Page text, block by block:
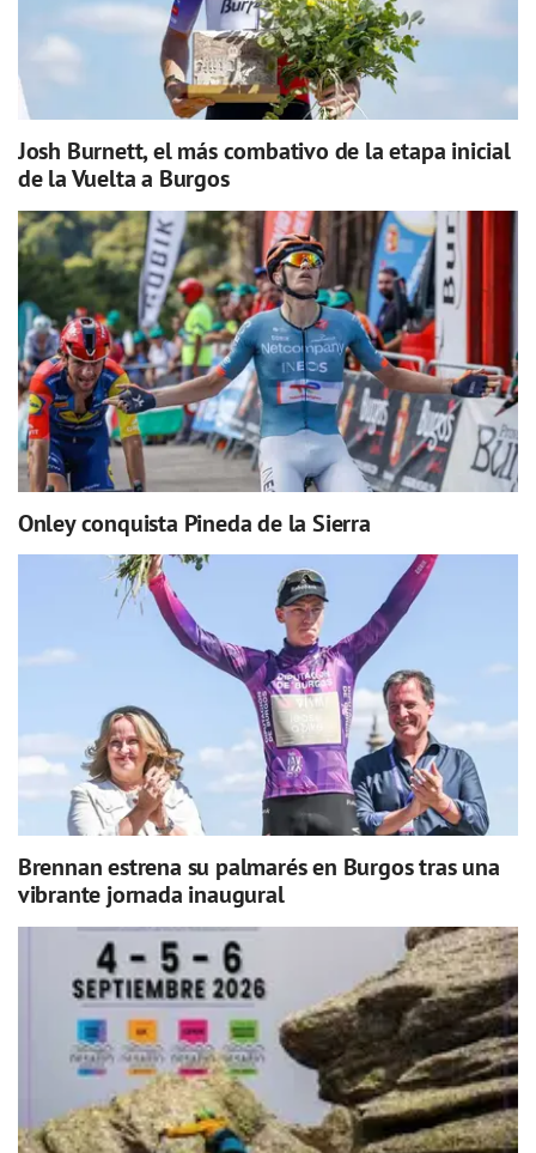
Josh Burnett, el más combativo de la etapa inicial
de la Vuelta a Burgos
Onley conquista Pineda de la Sierra
Brennan estrena su palmarés en Burgos tras una
vibrante jornada inaugural